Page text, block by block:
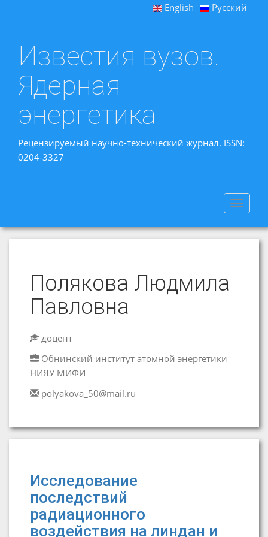
English Русский
Известия вузов.
Ядерная
энергетика
Рецензируемый научно-технический журнал. ISSN:
0204-3327
Toggle
Полякова Людмила
Павловна
доцент
Обнинский институт атомной энергетики
НИЯУ МИФИ
polyakova_50@mail.ru
Исследование
последствий
радиационного
воздействия на линдан и